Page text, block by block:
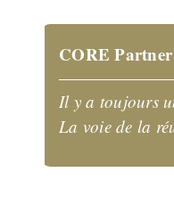
CORE
Il y a toujours
La voie de la